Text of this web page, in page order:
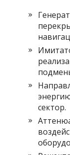
сектор.